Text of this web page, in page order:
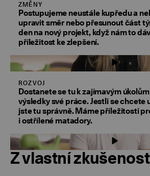
ZMĚNY
Postupujeme neustále kupředu a
upravit směr nebo přesunout část
den na nový projekt, když nám to
příležitost ke zlepšení.
ROZVOJ
Dostanete se tu k zajímavým
výsledky své práce. Jestli se chcete
jste tu správně. Máme příležitosti
i ostřílené matadory.
Z vlastní